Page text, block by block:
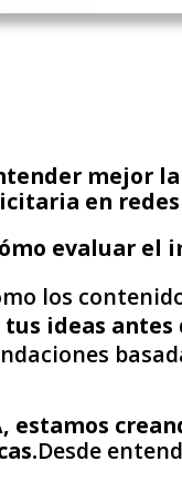
mejor
en redes
evaluar el
los
tus ideas
estamos
Desde